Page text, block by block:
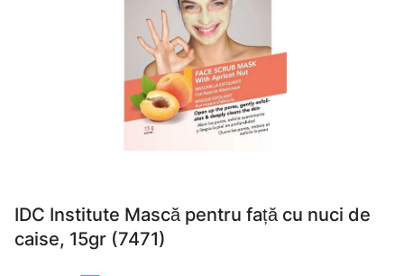
IDC Institute Mască pentru față cu nuci de
caise, 15gr (7471)